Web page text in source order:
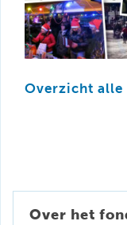
Overzicht alle
Over het